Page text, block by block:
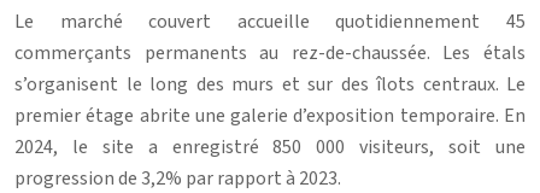
Le marché couvert accueille quotidiennement 45
commerçants permanents au rez-de-chaussée. Les étals
s’organisent le long des murs et sur des îlots centraux. Le
premier étage abrite une galerie d’exposition temporaire. En
2024, le site a enregistré 850 000 visiteurs, soit une
progression de 3,2% par rapport à 2023.